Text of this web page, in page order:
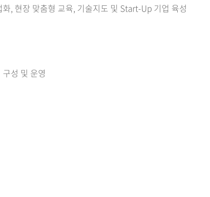
, 현장 맞춤형 교육, 기술지도 및 Start-Up 기업 육성
성 및 운영